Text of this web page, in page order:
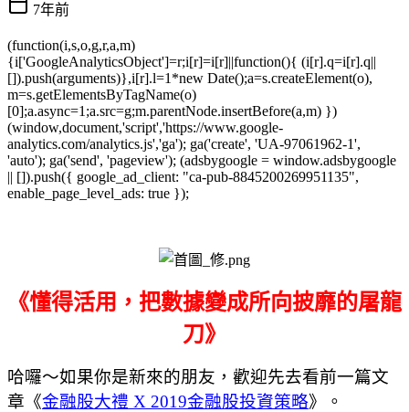
7年前
(function(i,s,o,g,r,a,m)
{i['GoogleAnalyticsObject']=r;i[r]=i[r]||function(){ (i[r].q=i[r].q||
[]).push(arguments)},i[r].l=1*new Date();a=s.createElement(o),
m=s.getElementsByTagName(o)
[0];a.async=1;a.src=g;m.parentNode.insertBefore(a,m) })
(window,document,'script','https://www.google-
analytics.com/analytics.js','ga'); ga('create', 'UA-97061962-1',
'auto'); ga('send', 'pageview'); (adsbygoogle = window.adsbygoogle
|| []).push({ google_ad_client: "ca-pub-8845200269951135",
enable_page_level_ads: true });
《懂得活用，把數據變成所向披靡的屠龍
刀》
哈囉～如果你是新來的朋友，歡迎先去看前一篇文
章《金融股大禮 X 2019金融股投資策略》。